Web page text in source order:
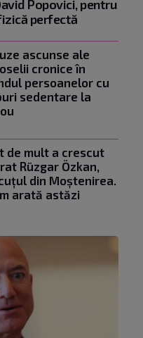
Popovici, pentru
perfectă
ascunse ale
cronice în
persoanelor cu
sedentare la
de mult a crescut
Rüzgar Özkan,
din Moștenirea.
arată astăzi